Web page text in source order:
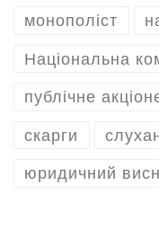
монополіст
Національна
публічне
скарги
юридичний